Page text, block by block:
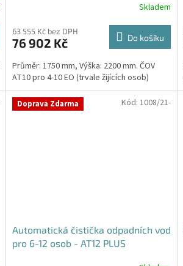
produktu
je
z
5
hvězdiček.
Skladem
63 555 Kč bez DPH
76 902 Kč Do košíku
Průměr: 1750 mm, Výška: 2200 mm. ČOV
AT10 pro 4-10 EO (trvale žijících osob)
Doprava Zdarma
Automatická čistička odpadních vod
pro 6-12 osob - AT12 PLUS
Kód: 1008/21-